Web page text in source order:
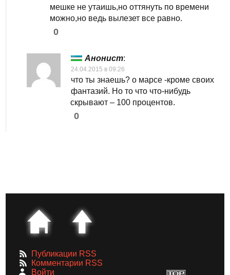
мешке не утаишь,но оттянуть по времени
можно,но ведь вылезет все равно.
0
Анонист:
24.04.2015 в 09:26
что ты знаешь? о марсе -кроме своих
фантазий. Но то что что-нибудь
скрывают – 100 процентов.
0
Публикации RSS
Комментарии RSS
Войти